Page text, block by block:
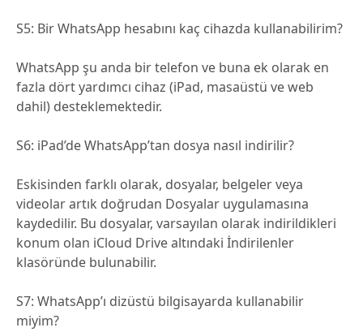
S5: Bir WhatsApp hesabını kaç cihazda kullanabilirim?
WhatsApp şu anda bir telefon ve buna ek olarak en
fazla dört yardımcı cihaz (iPad, masaüstü ve web
dahil) desteklemektedir.
S6: iPad’de WhatsApp’tan dosya nasıl indirilir?
Eskisinden farklı olarak, dosyalar, belgeler veya
videolar artık doğrudan Dosyalar uygulamasına
kaydedilir. Bu dosyalar, varsayılan olarak indirildikleri
konum olan iCloud Drive altındaki İndirilenler
klasöründe bulunabilir.
S7: WhatsApp’ı dizüstü bilgisayarda kullanabilir
miyim?